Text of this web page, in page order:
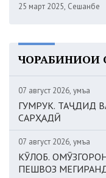
25 март 2025, Сешанбе
ЧОРАБИНИҲОИ
07 август 2026, Ҷумъа
ГУМРУК. ТАҶДИД
САРҲАДӢ
07 август 2026, Ҷумъа
КӮЛОБ.
ПЕШВОЗ